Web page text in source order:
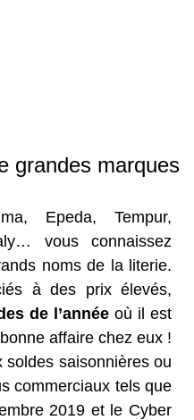
grandes marques
Epeda, Tempur,
vous connaissez
noms de la literie.
à des prix élevés,
de l’annéeoù il est
affaire chez eux !
saisonnières ou
commerciaux tels que
2019 et le Cyber